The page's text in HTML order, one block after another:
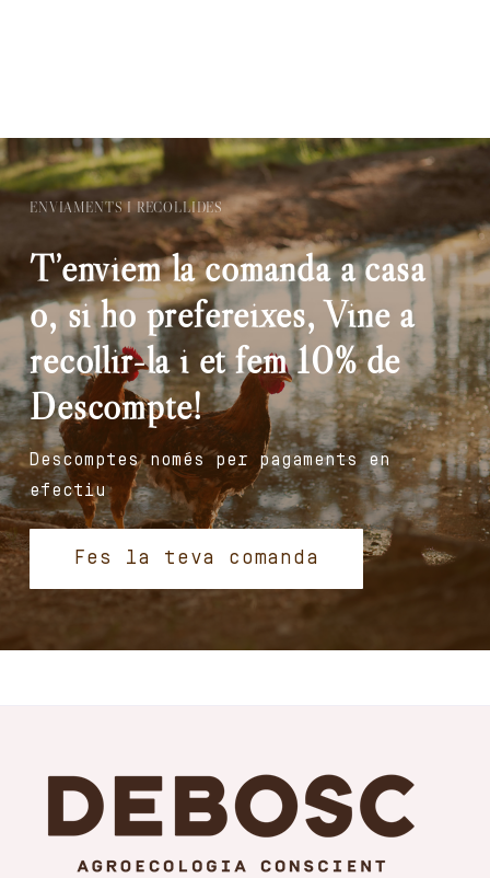
ENVIAMENTS I RECOLLIDES
T’enviem la comanda a casa
o, si ho prefereixes, Vine a
recollir-la i et fem 10% de
Descompte!
Descomptes només per pagaments en
efectiu
Fes la teva comanda